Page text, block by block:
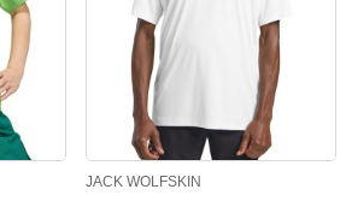
JACK WOLFSKIN